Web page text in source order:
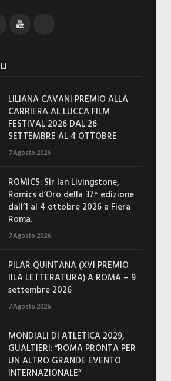
YouTube
LILIANA CAVANI PREMIO ALLA
CARRIERA AL LUCCA FILM
FESTIVAL 2026 DAL 26
SETTEMBRE AL 4 OTTOBRE
7 Agosto 2026
ROMICS: Sir Ian Livingstone,
Romics d’Oro della 37^ edizione
dall’1 al 4 ottobre 2026 a Fiera
Roma.
7 Agosto 2026
PILAR QUINTANA (XVI PREMIO
IILA LETTERATURA) A ROMA – 9
settembre 2026
7 Agosto 2026
MONDIALI DI ATLETICA 2029,
GUALTIERI: “ROMA PRONTA PER
UN ALTRO GRANDE EVENTO
INTERNAZIONALE”